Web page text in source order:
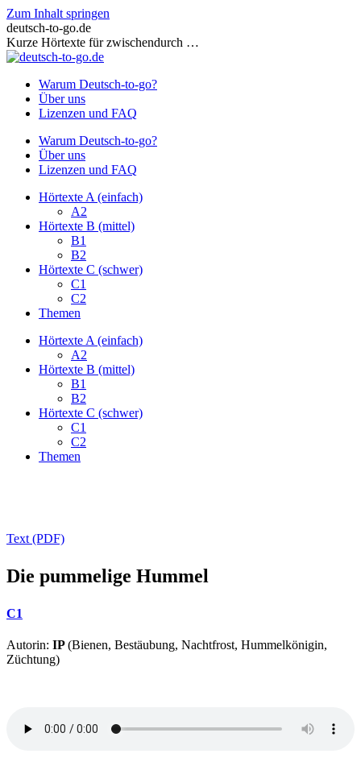
Zum Inhalt springen
deutsch-to-go.de
Kurze Hörtexte für zwischendurch …
Warum Deutsch-to-go?
Über uns
Lizenzen und FAQ
Warum Deutsch-to-go?
Über uns
Lizenzen und FAQ
Hörtexte A (einfach)
A2
Hörtexte B (mittel)
B1
B2
Hörtexte C (schwer)
C1
C2
Themen
Hörtexte A (einfach)
A2
Hörtexte B (mittel)
B1
B2
Hörtexte C (schwer)
C1
C2
Themen
Text (PDF)
Die pummelige Hummel
C1
Autorin: IP(Bienen, Bestäubung, Nachtfrost, Hummelkönigin,
Züchtung)